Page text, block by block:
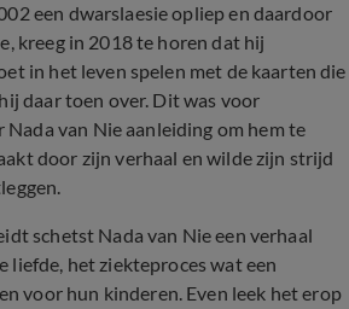
een dwarslaesie opliep en daardoor
kreeg in 2018 te horen dat hij
in het leven spelen met de kaarten die
daar toen over. Dit was voor
van Nie aanleiding om hem te
door zijn verhaal en wilde zijn strijd
schetst Nada van Nie een verhaal
liefde, het ziekteproces wat een
voor hun kinderen. Even leek het erop